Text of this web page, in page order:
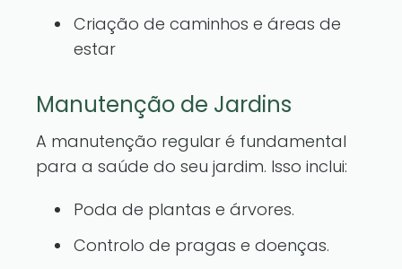
Criação de caminhos e áreas de
estar
Manutenção de Jardins
A manutenção regular é fundamental
para a saúde do seu jardim. Isso inclui:
Poda de plantas e árvores.
Controlo de pragas e doenças.